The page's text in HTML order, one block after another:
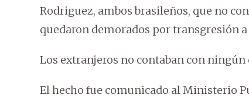
Rodriguez, ambos brasileños, que no
quedaron demorados por transgresión
Los extranjeros no contaban con
El hecho fue comunicado al Ministerio